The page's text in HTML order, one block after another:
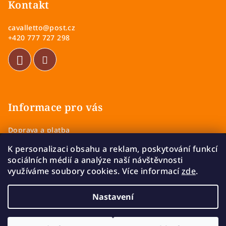
K personalizaci obsahu a reklam, poskytování funkcí
sociálních médií a analýze naší návštěvnosti
využíváme soubory cookies. Více informacízde.
Nastavení
Kontakt
cavalletto@post.cz
+420 777 727 298
Informace pro vás
Doprava a platba
Zásady ochrany osobních údajů
Vrácení a výměna zboží
Upravit nastavení cookies